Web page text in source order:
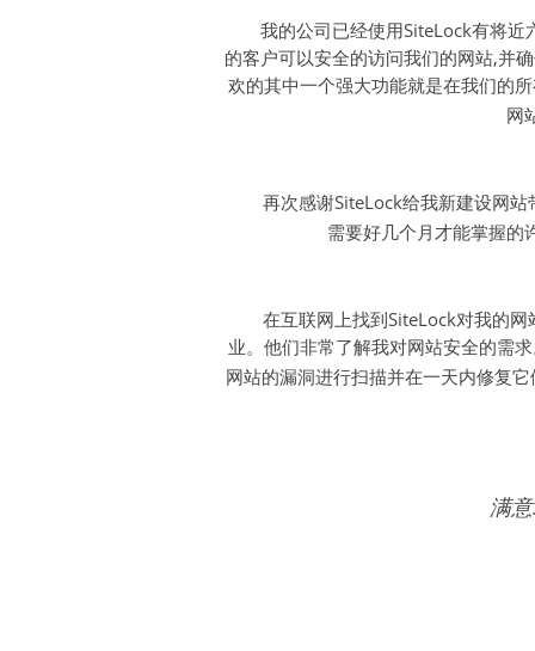
我的公司已经使用SiteLock有将
的客户可以安全的访问我们的网站,并
欢的其中一个强大功能就是在我们的
网
再次感谢SiteLock给我新建设网
需要好几个月才能掌握的
在互联网上找到SiteLock对我的
业。他们非常了解我对网站安全的需
网站的漏洞进行扫描并在一天内修复
满